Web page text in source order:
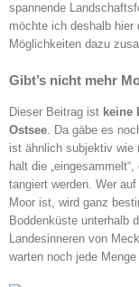
spannende
möchte ich deshalb hier
Möglichkeiten dazu
Gibt’s nicht mehr
Dieser Beitrag ist keine
Ostsee. Da gäbe es
ist ähnlich subjektiv wie
halt die
tangiert werden. Wer
Moor ist, wird ganz
Boddenküste unterhalb
Landesinneren von
warten noch jede Menge